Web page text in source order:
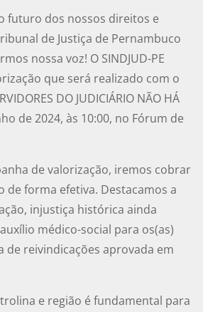
futuro dos nossos direitos e
de Justiça de Pernambuco
nossa voz! O SINDJUD-PE
que será realizado com o
DO JUDICIÁRIO NÃO HÁ
de 2024, às 10:00, no Fórum de
de valorização, iremos cobrar
de forma efetiva. Destacamos a
injustiça histórica ainda
médico-social para os(as)
de reivindicações aprovada em
e região é fundamental para